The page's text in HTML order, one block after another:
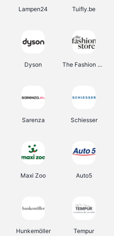
Lampen24 Tuifly.be
Dyson The Fashion Store
Sarenza Schiesser
Maxi Zoo Auto5
Hunkemöller Tempur